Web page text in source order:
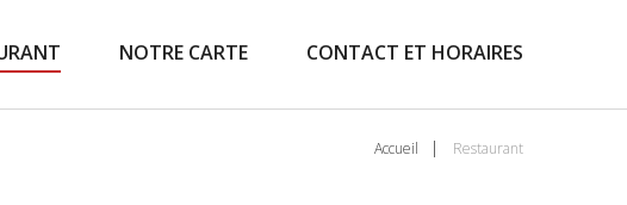
NOTRE CARTE CONTACT ET HORAIRES
Accueil Restaurant